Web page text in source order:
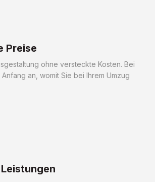
Preise
ohne versteckte Kosten. Bei
an, womit Sie bei Ihrem Umzug